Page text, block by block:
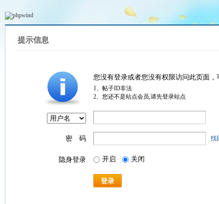
提示信息
您没有登录或者您没有权限访问此页面
1、帖子ID非法
2、您还不是站点会员,请先登录站点
密 码 找
隐身登录 开启 关闭
登录